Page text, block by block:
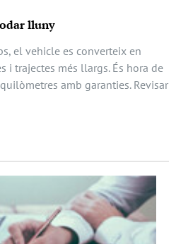
lluny
el vehicle es converteix en
i trajectes més llargs. És hora de
amb garanties. Revisar